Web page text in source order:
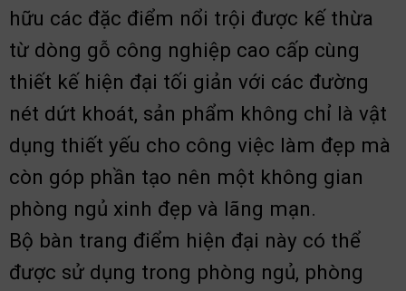
hữu các đặc điểm nổi trội được kế thừa
từ dòng gỗ công nghiệp cao cấp cùng
thiết kế hiện đại tối giản với các đường
nét dứt khoát, sản phẩm không chỉ là vật
dụng thiết yếu cho công việc làm đẹp mà
còn góp phần tạo nên một không gian
phòng ngủ xinh đẹp và lãng mạn.
Bộ bàn trang điểm hiện đại này có thể
được sử dụng trong phòng ngủ, phòng